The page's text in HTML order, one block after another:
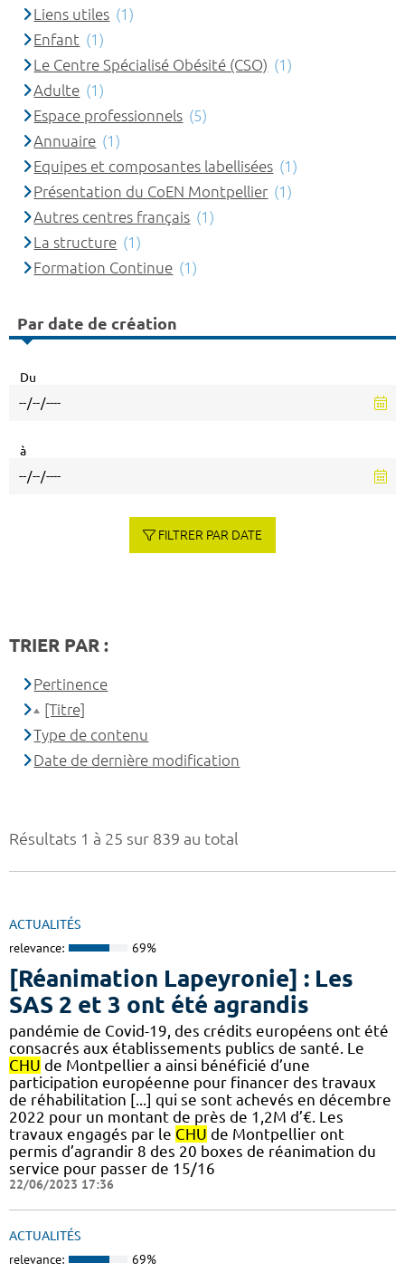
Résultats 1 à 25 sur 839 au total
ACTUALITÉS
relevance: 69%
[Réanimation Lapeyronie] : Les
SAS 2 et 3 ont été agrandis
pandémie de Covid-19, des crédits européens ont été
consacrés aux établissements publics de santé. Le
CHU de Montpellier a ainsi bénéficié d’une
participation européenne pour financer des travaux
de réhabilitation [...] qui se sont achevés en décembre
2022 pour un montant de près de 1,2M d’€. Les
travaux engagés par le CHU de Montpellier ont
permis d’agrandir 8 des 20 boxes de réanimation du
service pour passer de 15/16
22/06/2023 17:36
ACTUALITÉS
relevance: 69%
Liens utiles (1)
Enfant (1)
Le Centre Spécialisé Obésité (CSO) (1)
Adulte (1)
Espace professionnels (5)
Annuaire (1)
Equipes et composantes labellisées (1)
Présentation du CoEN Montpellier (1)
Autres centres français (1)
La structure (1)
Formation Continue (1)
Par date de création
Du
à
FILTRER PAR DATE
TRIER PAR :
Pertinence
[Titre]
Type de contenu
Date de dernière modification